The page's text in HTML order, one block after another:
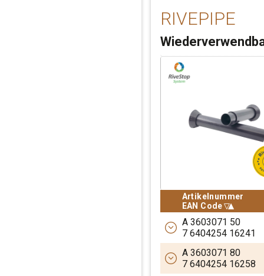
RIVEPIPE
Artikelnummer
EAN Code
Sortiere absteigend
Artikelnummer
EAN Code
A 3603071 50
7 6404254 16241
RIVEPIPE
Wiederverwendbare
A 3603071 80
7 6404254 16258